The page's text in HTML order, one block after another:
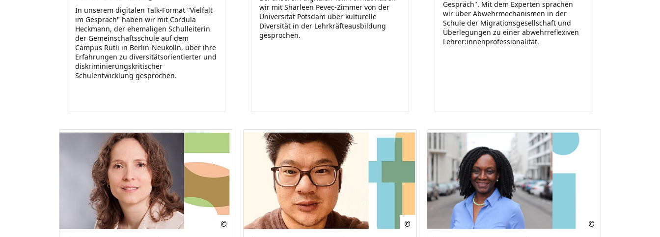
In unserem digitalen Talk-Format "Vielfalt
im Gespräch" haben wir mit Cordula
Heckmann, der ehemaligen Schulleiterin
der Gemeinschaftsschule auf dem
Campus Rütli in Berlin-Neukölln, über ihre
Erfahrungen zu diversitätsorientierter und
diskriminierungskritischer
Schulentwicklung gesprochen.
wir mit Sharleen Pevec-Zimmer von der
Universität Potsdam über kulturelle
Diversität in der Lehrkräfteausbildung
gesprochen.
Gespräch". Mit dem Experten sprachen
wir über Abwehrmechanismen in der
Schule der Migrationsgesellschaft und
Überlegungen zu einer abwehrreflexiven
Lehrer:innenprofessionalität.